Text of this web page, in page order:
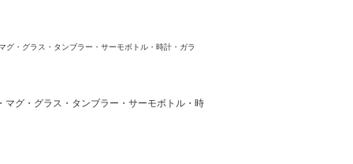
グ・グラス・タンブラー・サーモボトル・時計・ガラ
マグ・グラス・タンブラー・サーモボトル・時